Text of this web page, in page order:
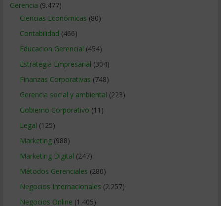
Gerencia (9.477)
Ciencias Económicas (80)
Contabilidad (466)
Educacion Gerencial (454)
Estrategia Empresarial (304)
Finanzas Corporativas (748)
Gerencia social y ambiental (223)
Gobierno Corporativo (11)
Legal (125)
Marketing(988)
Marketing Digital (247)
Métodos Gerenciales (280)
Negocios Internacionales (2.257)
Negocios Online (1.405)